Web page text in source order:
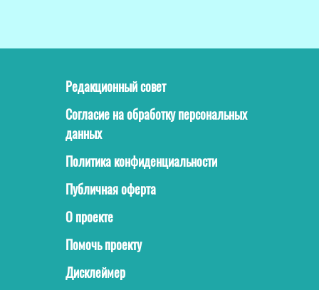
Редакционный совет
Согласие на обработку персональных
данных
Политика конфиденциальности
Публичная оферта
О проекте
Помочь проекту
Дисклеймер